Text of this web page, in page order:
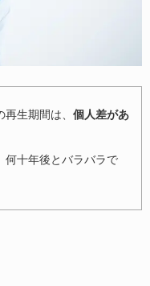
生期間は、 個人差があ
何十年後とバラバラで